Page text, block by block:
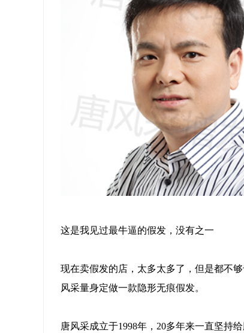
这是我见过最牛逼的假发，没有之一
现在卖假发的店，太多太多了，但是都不
风采量身定做一款隐形无痕假发。
唐风采成立于1998年，20多年来一直坚持